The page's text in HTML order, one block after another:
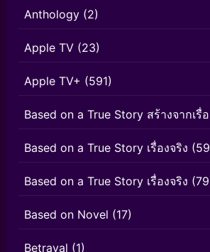
Anthology (2)
Apple TV (23)
Apple TV+ (591)
Based on a True Story สร้างจากเรื่อ
Based on a True Story เรื่องจริง
Based on a True Story เรื่องจริง
Based on Novel (17)
Betrayal (1)